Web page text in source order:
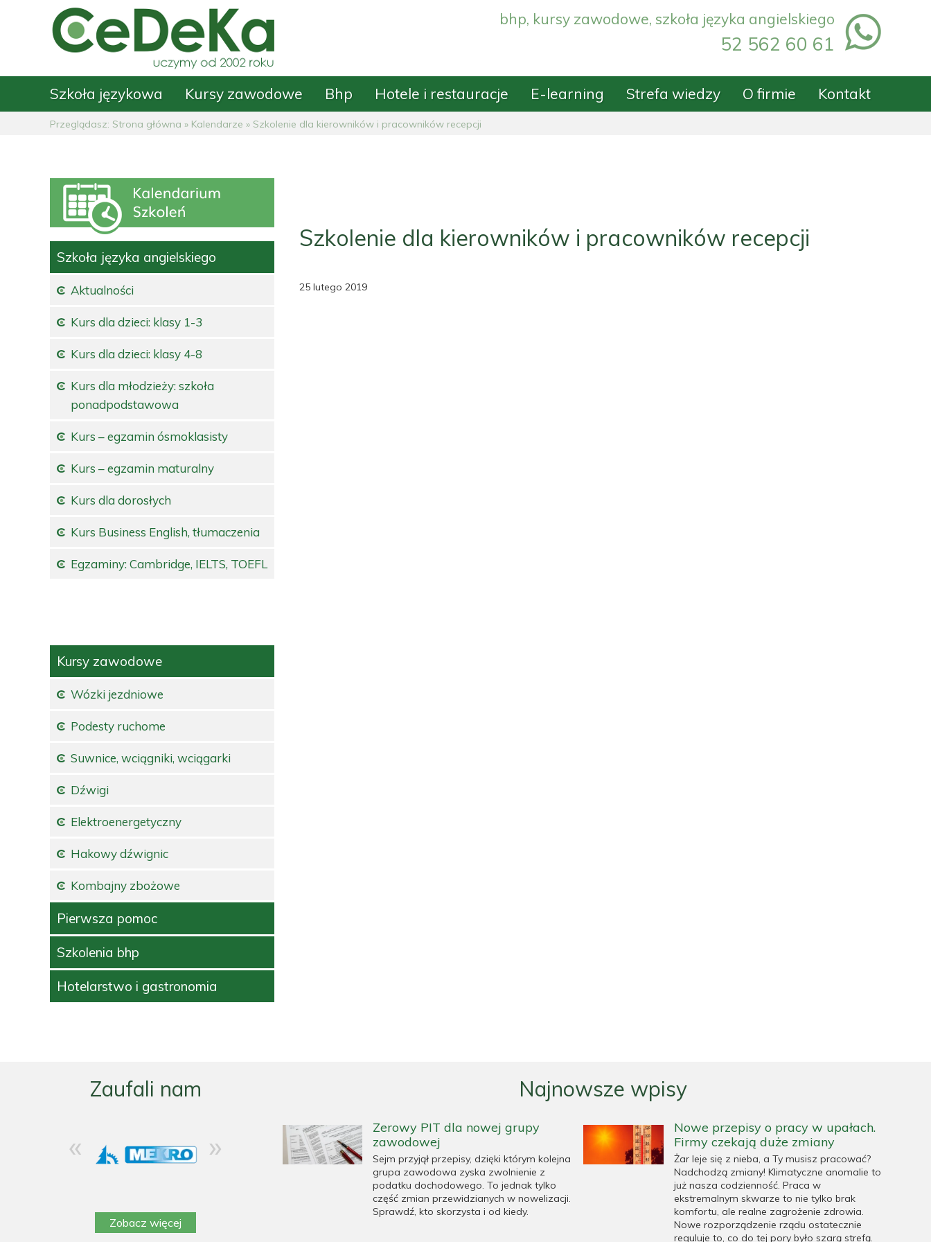
bhp, kursy zawodowe, szkoła języka angielskiego
52 562 60 61
Szkoła językowa Kursy zawodowe Bhp Hotele i restauracje E-learning Strefa wiedzy O firmie Kontakt
Przeglądasz: Strona główna » Kalendarze » Szkolenie dla kierowników i pracowników recepcji
Szkolenie dla kierowników i pracowników recepcji
25 lutego 2019
Szkoła języka angielskiego
Aktualności
Kurs dla dzieci: klasy 1-3
Kurs dla dzieci: klasy 4-8
Kurs dla młodzieży: szkoła
ponadpodstawowa
Kurs – egzamin ósmoklasisty
Kurs – egzamin maturalny
Kurs dla dorosłych
Kurs Business English, tłumaczenia
Egzaminy: Cambridge, IELTS, TOEFL
Kursy zawodowe
Wózki jezdniowe
Podesty ruchome
Suwnice, wciągniki, wciągarki
Dźwigi
Elektroenergetyczny
Hakowy dźwignic
Kombajny zbożowe
Pierwsza pomoc
Szkolenia bhp
Hotelarstwo i gastronomia
Zaufali nam
« »
Zobacz więcej
Najnowsze wpisy
Zerowy PIT dla nowej grupy
zawodowej
Sejm przyjął przepisy, dzięki którym kolejna
grupa zawodowa zyska zwolnienie z
podatku dochodowego. To jednak tylko
część zmian przewidzianych w nowelizacji.
Sprawdź, kto skorzysta i od kiedy.
Nowe przepisy o pracy w upałach.
Firmy czekają duże zmiany
Żar leje się z nieba, a Ty musisz pracować?
Nadchodzą zmiany! Klimatyczne anomalie to
już nasza codzienność. Praca w
ekstremalnym skwarze to nie tylko brak
komfortu, ale realne zagrożenie zdrowia.
Nowe rozporządzenie rządu ostatecznie
reguluje to, co do tej pory było szarą strefą.